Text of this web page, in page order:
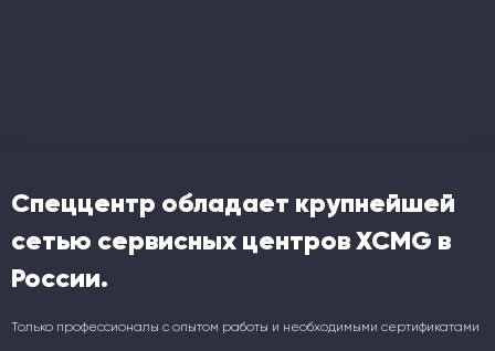
Спеццентр обладает крупнейшей
сетью сервисных центров XCMG в
России.
Только профессионалы с опытом работы и необходимыми сертификатами